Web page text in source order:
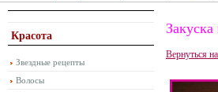
Красота
Звездные рецепты
Волосы
Вернуться